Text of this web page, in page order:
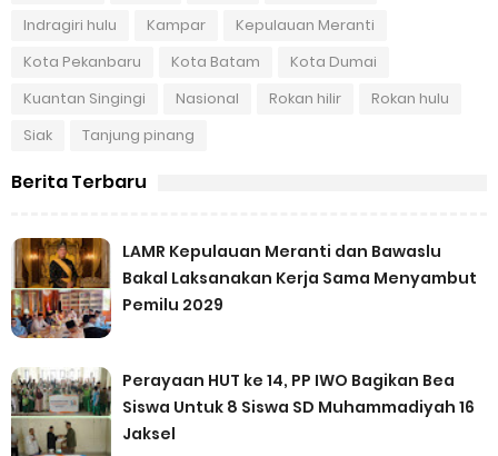
Indragiri hulu
Kampar
Kepulauan Meranti
Kota Pekanbaru
Kota Batam
Kota Dumai
Kuantan Singingi
Nasional Rokan hilir
Rokan hulu
Siak
Tanjung pinang
Berita Terbaru
LAMR Kepulauan Meranti dan Bawaslu
Bakal Laksanakan Kerja Sama Menyambut
Pemilu 2029
Perayaan HUT ke 14, PP IWO Bagikan Bea
Siswa Untuk 8 Siswa SD Muhammadiyah 16
Jaksel